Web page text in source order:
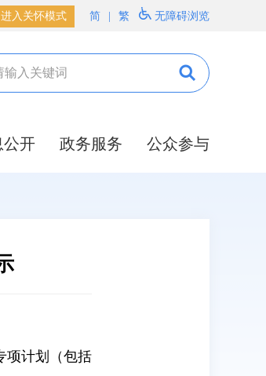
进入关怀模式 简 繁 无障碍浏览
公开 政务服务 公众参与
项计划（包括